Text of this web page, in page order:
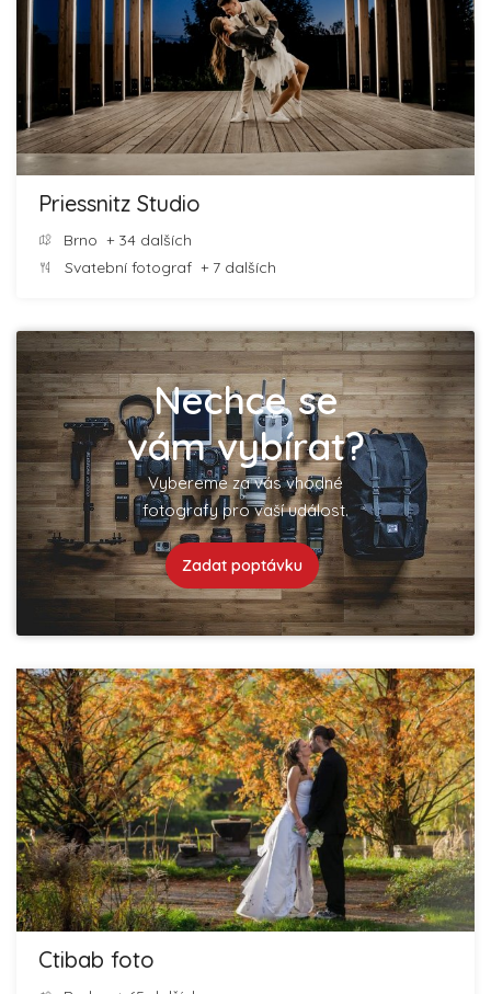
Priessnitz Studio
Brno + 34 dalších
Svatební fotograf + 7 dalších
Nechce se
vám vybírat?
Vybereme za vás vhodné
fotografy pro vaší událost.
Zadat poptávku
Ctibab foto